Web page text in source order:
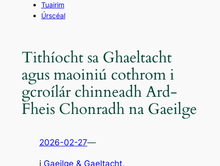
Tuairim
Úrscéal
Tithíocht sa Ghaeltacht
agus maoiniú cothrom i
gcroílár chinneadh Ard-
Fheis Chonradh na Gaeilge
2026-02-27—
i Gaeilge & Gaeltacht,